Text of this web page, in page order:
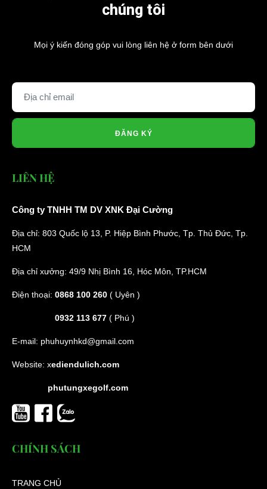
chúng tôi
Mọi ý kiến đóng góp vui lòng liên hệ ở form bên dưới
ĐĂNG KÝ
LIÊN HỆ
Công ty TNHH TM DV XNK Đại Cường
Địa chỉ: 803 Quốc lộ 13, P. Hiệp Bình Phước, Tp. Thủ Đức, Tp.
HCM
Địa chỉ xưởng: 49/9 Nhị Bình 16, Hóc Môn, TP.HCM
Điện thoại: 0868 100 260 ( Uyên )
0932 113 677 ( Phú )
E-mail: phuhuynhkd@gmail.com
Website: xediendulich.com
phutungxegolf.com
CHÍNH SÁCH
TRANG CHỦ